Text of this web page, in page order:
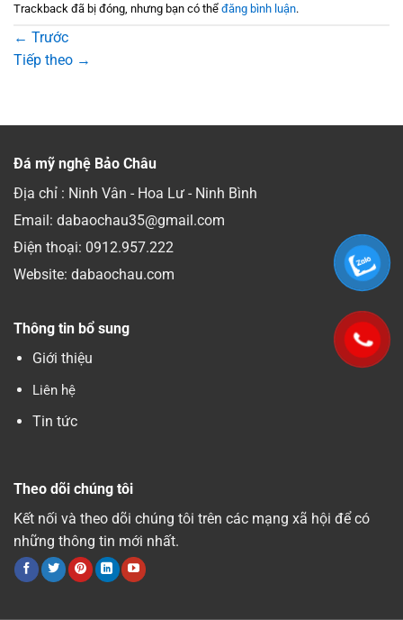
Trackback đã bị đóng, nhưng bạn có thể đăng bình luận.
← Trước
Tiếp theo →
Đá mỹ nghệ Bảo Châu
Địa chỉ : Ninh Vân - Hoa Lư - Ninh Bình
Email: dabaochau35@gmail.com
Điện thoại: 0912.957.222
Website: dabaochau.com
Thông tin bổ sung
Giới thiệu
Liên hệ
Tin tức
Theo dõi chúng tôi
Kết nối và theo dõi chúng tôi trên các mạng xã hội để có
những thông tin mới nhất.